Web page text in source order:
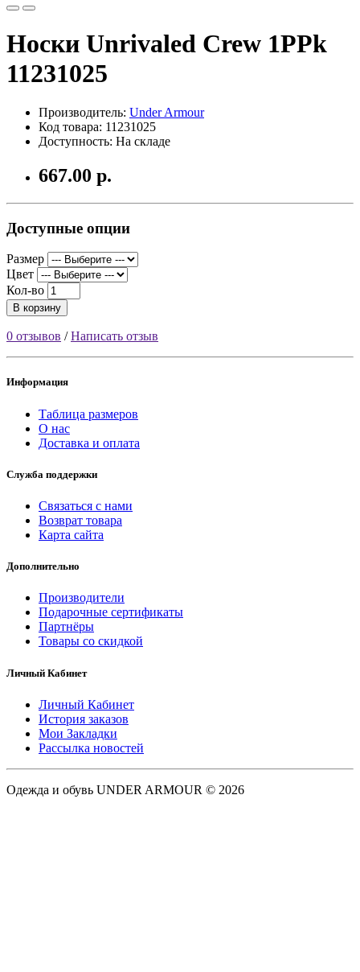
Носки Unrivaled Crew 1PPk
11231025
Производитель: Under Armour
Код товара: 11231025
Доступность: На складе
667.00 р.
Доступные опции
Размер
Цвет
Кол-во
В корзину
0 отзывов /Написать отзыв
Информация
Таблица размеров
О нас
Доставка и оплата
Служба поддержки
Связаться с нами
Возврат товара
Карта сайта
Дополнительно
Производители
Подарочные сертификаты
Партнёры
Товары со скидкой
Личный Кабинет
Личный Кабинет
История заказов
Мои Закладки
Рассылка новостей
Одежда и обувь UNDER ARMOUR © 2026